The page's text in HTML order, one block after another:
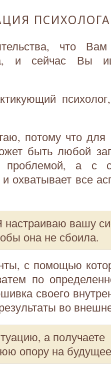
что
и сейчас Вы
психолог,
потому что
быть любой
проблемой, а с
охватывает все
вашу
она не сбоила.
с помощью
по
своего
во
а получаете
опору на